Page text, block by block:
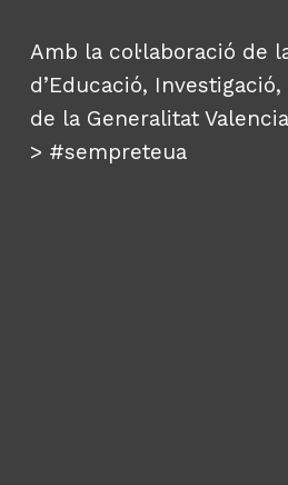
Amb la col·laboració de
d’Educació,
de la Generalitat
> #sempreteua